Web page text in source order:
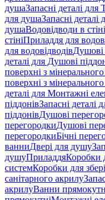
душаЗапасні деталі
для душаЗапасні
душаВодовідводи в стіні
стініПриладдя для
для водовідводівДушові
деталі для Душові
поверхні з
поверхні з
деталі для Монтажні
піддонівЗапасні деталі
піддонівДушові
перегородкиДушові
перегородкиБічні
ванниДвері для душу
душуПриладдяКоробки
системКоробки для
санітарного акрилу
акрилуВанни